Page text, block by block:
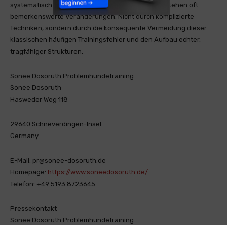
systematisch an den Grundlagen zu arbeiten, entstehen oft
bemerkenswerte Veränderungen. Nicht durch komplizierte
Techniken, sondern durch die konsequente Vermeidung dieser
klassischen häufigen Trainingsfehler und den Aufbau echter,
tragfähiger Strukturen.
Sonee Dosoruth Problemhundetraining
Sonee Dosoruth
Hasweder Weg 118
29640 Schneverdingen-Insel
Germany
E-Mail: pr@sonee-dosoruth.de
Homepage: https://www.soneedosoruth.de/
Telefon: +49 5193 8723645
Pressekontakt
Sonee Dosoruth Problemhundetraining